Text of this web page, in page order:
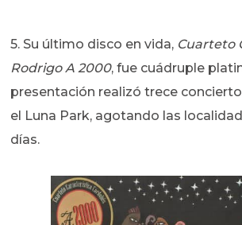
5. Su último disco en vida, Cuarteto
Rodrigo A 2000, fue cuádruple
presentación realizó trece
el Luna Park, agotando las
días.